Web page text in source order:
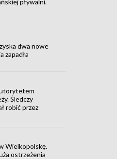
dwa nowe
zapadła
Śledczy
robić przez
Wielkopolskę.
ostrzeżenia